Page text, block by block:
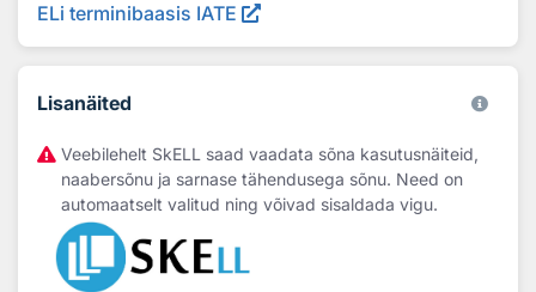
ELi terminibaasis IATE
Lisanäited
Veebilehelt SkELL saad vaadata sõna kasutusnäiteid,
naabersõnu ja sarnase tähendusega sõnu. Need on
automaatselt valitud ning võivad sisaldada vigu.